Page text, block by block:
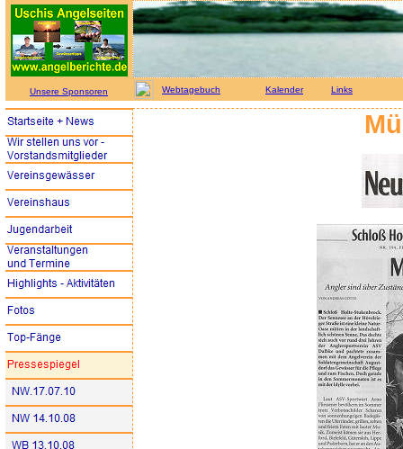
Unsere Sponsoren Webtagebuch Kalender Links